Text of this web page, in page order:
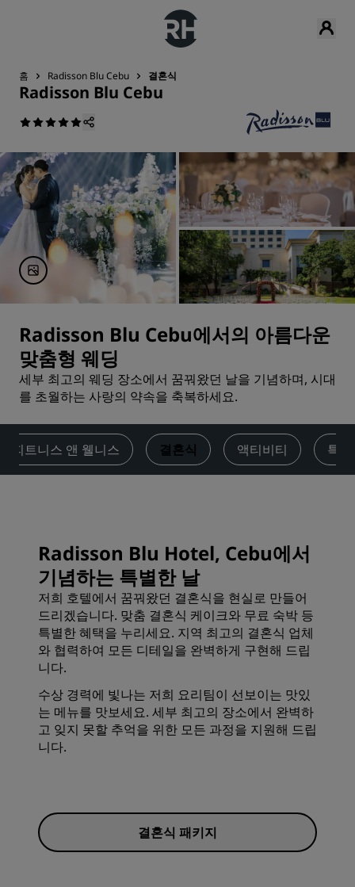
홈 Radisson Blu Cebu 결혼식
Radisson Blu Cebu
Radisson Blu Cebu에서의 아름다운
맞춤형 웨딩
세부 최고의 웨딩 장소에서 꿈꿔왔던 날을 기념하며, 시대
를 초월하는 사랑의 약속을 축복하세요.
피트니스 앤 웰니스 결혼식 액티비티 특가
Radisson Blu Hotel, Cebu에서
기념하는 특별한 날
저희 호텔에서 꿈꿔왔던 결혼식을 현실로 만들어
드리겠습니다. 맞춤 결혼식 케이크와 무료 숙박 등
특별한 혜택을 누리세요. 지역 최고의 결혼식 업체
와 협력하여 모든 디테일을 완벽하게 구현해 드립
니다.
수상 경력에 빛나는 저희 요리팀이 선보이는 맛있
는 메뉴를 맛보세요. 세부 최고의 장소에서 완벽하
고 잊지 못할 추억을 위한 모든 과정을 지원해 드립
니다.
결혼식 패키지